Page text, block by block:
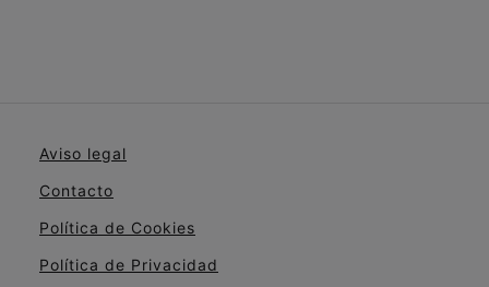
Aviso legal
Contacto
Política de Cookies
Política de Privacidad